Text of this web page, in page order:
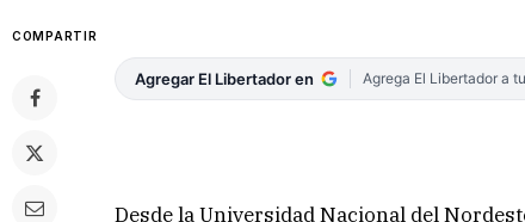
COMPARTIR
Agregar El Libertador en Agrega El Libertador a
Desde la Universidad Nacional del